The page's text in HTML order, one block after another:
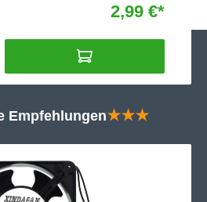
2,99 €*
Empfehlungen★★★